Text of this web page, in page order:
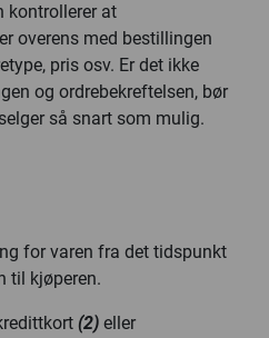
kontrollerer at
overens med bestillingen
pris osv. Er det ikke
og ordrebekreftelsen, bør
så snart som mulig.
for varen fra det tidspunkt
til kjøperen.
(2) eller